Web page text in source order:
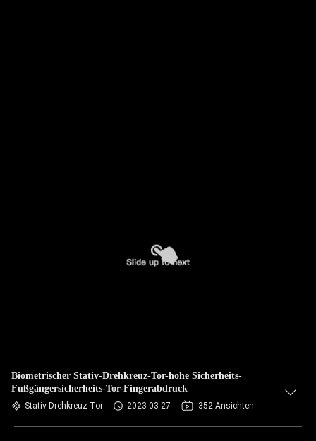
Biometrischer Stativ-Drehkreuz-Tor-hohe Sicherheits-
Fußgängersicherheits-Tor-Fingerabdruck
Stativ-Drehkreuz-Tor 2023-03-27 352 Ansichten